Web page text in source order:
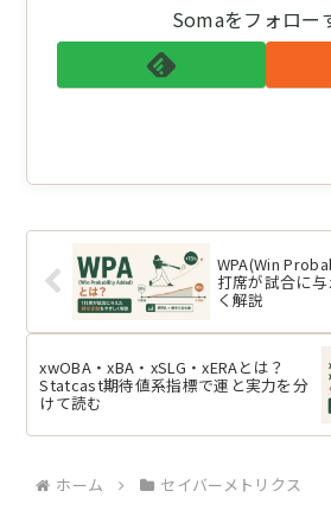
Somaをフォロー
WPA(Win
打席が試合に
く解説
xwOBA・xBA・xSLG・xERAとは？
Statcast期待値系指標で運と実力を分
けて読む
ホーム セイバーメトリクス